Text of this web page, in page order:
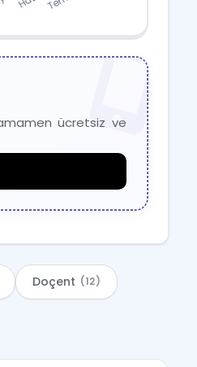
ücretsiz ve
Doçent (12)